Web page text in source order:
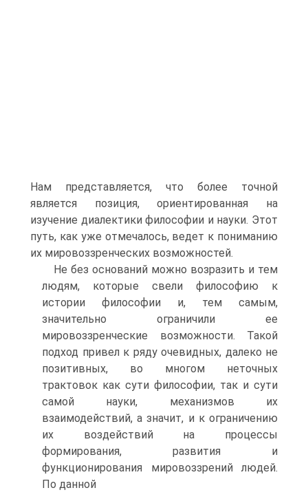
Нам представляется, что более точной
является позиция, ориентированная на
изучение диалектики философии и науки. Этот
путь, как уже отмечалось, ведет к пониманию
их мировоззренческих возможностей.
Не без оснований можно возразить и тем
людям, которые свели философию к
истории философии и, тем самым,
значительно ограничили ее
мировоззренческие возможности. Такой
подход привел к ряду очевидных, далеко не
позитивных, во многом неточных
трактовок как сути философии, так и сути
самой науки, механизмов их
взаимодействий, а значит, и к ограничению
их воздействий на процессы
формирования, развития и
функционирования мировоззрений людей.
По данной